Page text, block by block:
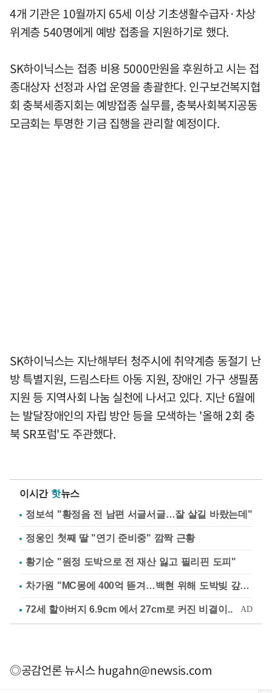
4개 기관은 10월까지 65세 이상 기초생활수급자·차상
위계층 540명에게 예방 접종을 지원하기로 했다.
SK하이닉스는 접종 비용 5000만원을 후원하고 시는 접
종대상자 선정과 사업 운영을 총괄한다. 인구보건복지협
회 충북세종지회는 예방접종 실무를, 충북사회복지공동
모금회는 투명한 기금 집행을 관리할 예정이다.
SK하이닉스는 지난해부터 청주시에 취약계층 동절기 난
방 특별지원, 드림스타트 아동 지원, 장애인 가구 생필품
지원 등 지역사회 나눔 실천에 나서고 있다. 지난 6월에
는 발달장애인의 자립 방안 등을 모색하는 '올해 2회 충
북 SR포럼'도 주관했다.
이시간 핫뉴스
정보석 "황정음 전 남편 서글서글…잘 살길 바랐는데"
정웅인 첫째 딸 "연기 준비중" 깜짝 근황
황기순 "원정 도박으로 전 재산 잃고 필리핀 도피"
차가원 "MC몽에 400억 뜯겨…백현 위해 도박빚 갚아줘"
◎공감언론 뉴시스hugahn@newsis.com